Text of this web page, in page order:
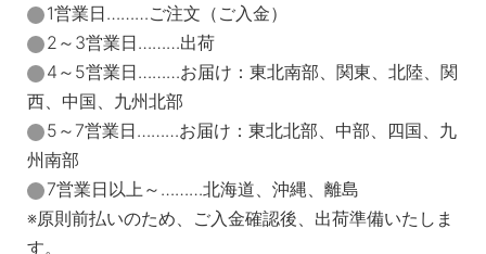
1営業日………ご注文（ご入金）
2～3営業日………出荷
4～5営業日………お届け：東北南部、関東、北陸、関
西、中国、九州北部
5～7営業日………お届け：東北北部、中部、四国、九
州南部
7営業日以上～………北海道、沖縄、離島
※原則前払いのため、ご入金確認後、出荷準備いたしま
す。